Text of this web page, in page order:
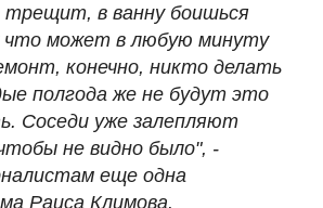
трещит, в ванну боишься
что может в любую минуту
конечно, никто делать
полгода же не будут это
Соседи уже залепляют
не видно было", -
еще одна
Раиса Климова.